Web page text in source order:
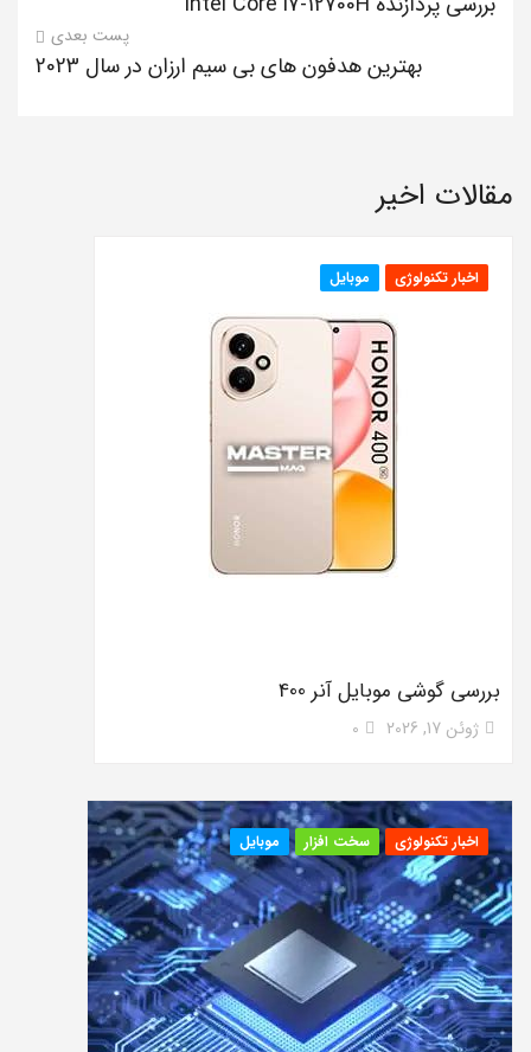
پست بعدی
بهترین هدفون های بی سیم ارزان در سال 2023
مقالات اخیر
اخبار تکنولوژی موبایل
بررسی گوشی موبایل آنر 400
ژوئن 17, 2026 0
اخبار تکنولوژی سخت افزار موبایل